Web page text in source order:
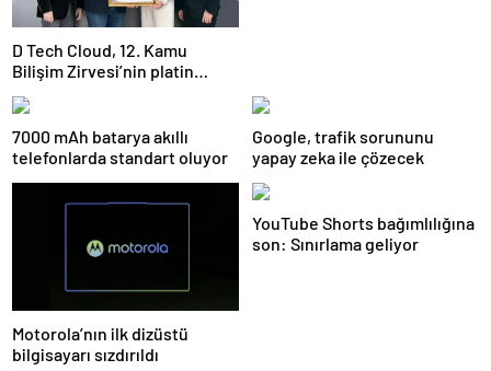
D Tech Cloud, 12. Kamu
Bilişim Zirvesi’nin platin
sponsoru olarak dijital
geleceğe yön verdi
7000 mAh batarya akıllı
telefonlarda standart oluyor
Google, trafik sorununu
yapay zeka ile çözecek
Motorola’nın ilk dizüstü
bilgisayarı sızdırıldı
YouTube Shorts bağımlılığına
son: Sınırlama geliyor